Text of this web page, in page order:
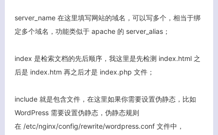
server_name 在这里填写网站的域名，可以写多个，相当于绑
定多个域名，功能类似于 apache 的 server_alias；
index 是检索文档的先后顺序，我这里是先检测 index.html 之
后是 index.htm 再之后才是 index.php 文件；
include 就是包含文件，在这里如果你需要设置伪静态，比如
WordPress 需要设置伪静态，伪静态规则
在 /etc/nginx/config/rewrite/wordpress.conf 文件中，